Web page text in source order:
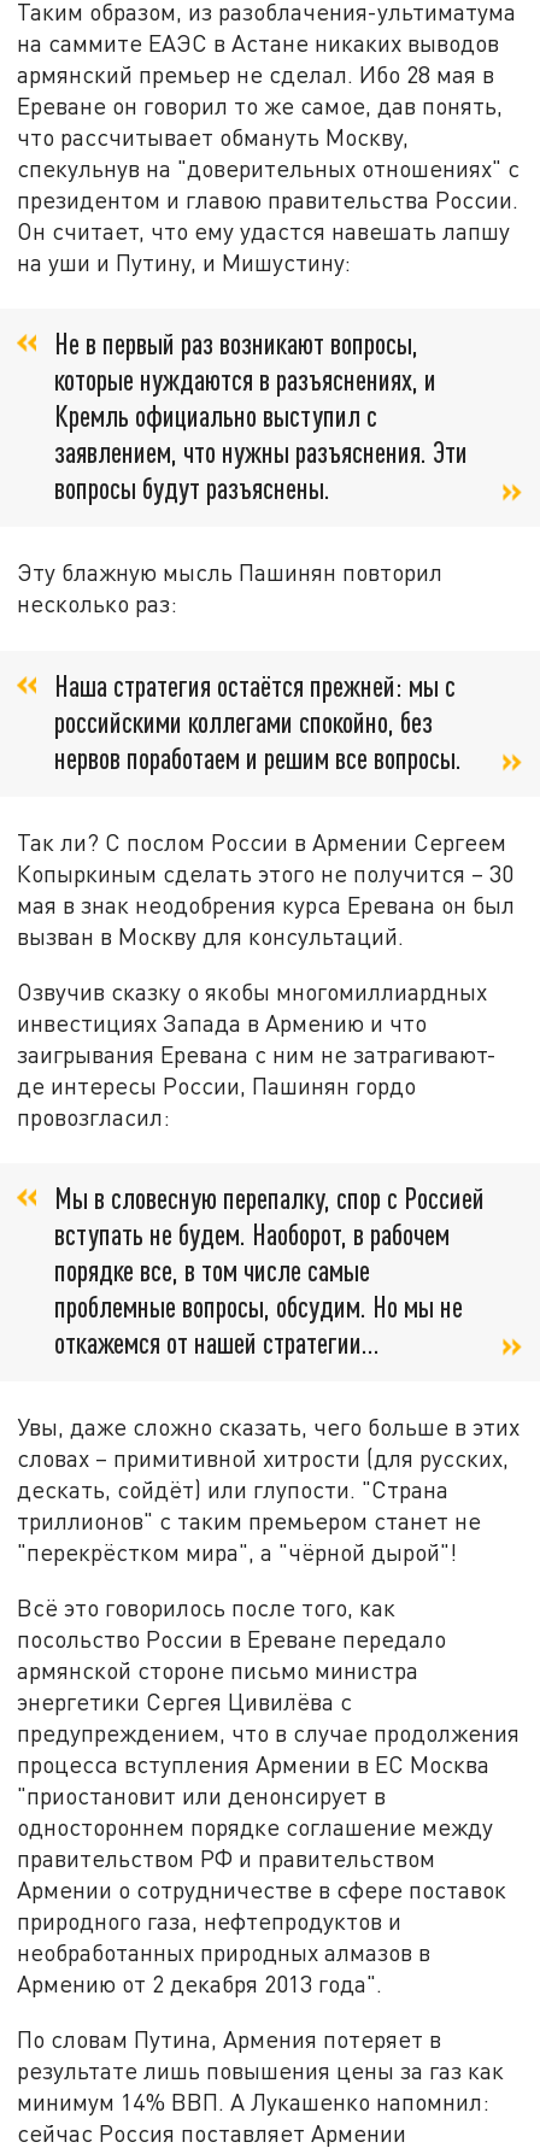
Таким образом, из разоблачения-ультиматума
на саммите ЕАЭС в Астане никаких выводов
армянский премьер не сделал. Ибо 28 мая в
Ереване он говорил то же самое, дав понять,
что рассчитывает обмануть Москву,
спекульнув на "доверительных отношениях" с
президентом и главою правительства России.
Он считает, что ему удастся навешать лапшу
на уши и Путину, и Мишустину:
Не в первый раз возникают вопросы,
которые нуждаются в разъяснениях, и
Кремль официально выступил с
заявлением, что нужны разъяснения. Эти
вопросы будут разъяснены.
Эту блажную мысль Пашинян повторил
несколько раз:
Наша стратегия остаётся прежней: мы с
российскими коллегами спокойно, без
нервов поработаем и решим все вопросы.
Так ли? С послом России в Армении Сергеем
Копыркиным сделать этого не получится – 30
мая в знак неодобрения курса Еревана он был
вызван в Москву для консультаций.
Озвучив сказку о якобы многомиллиардных
инвестициях Запада в Армению и что
заигрывания Еревана с ним не затрагивают-
де интересы России, Пашинян гордо
провозгласил:
Мы в словесную перепалку, спор с Россией
вступать не будем. Наоборот, в рабочем
порядке все, в том числе самые
проблемные вопросы, обсудим. Но мы не
откажемся от нашей стратегии…
Увы, даже сложно сказать, чего больше в этих
словах – примитивной хитрости (для русских,
дескать, сойдёт) или глупости. "Страна
триллионов" с таким премьером станет не
"перекрёстком мира", а "чёрной дырой"!
Всё это говорилось после того, как
посольство России в Ереване передало
армянской стороне письмо министра
энергетики Сергея Цивилёва с
предупреждением, что в случае продолжения
процесса вступления Армении в ЕС Москва
"приостановит или денонсирует в
одностороннем порядке соглашение между
правительством РФ и правительством
Армении о сотрудничестве в сфере поставок
природного газа, нефтепродуктов и
необработанных природных алмазов в
Армению от 2 декабря 2013 года".
По словам Путина, Армения потеряет в
результате лишь повышения цены за газ как
минимум 14% ВВП. А Лукашенко напомнил:
сейчас Россия поставляет Армении